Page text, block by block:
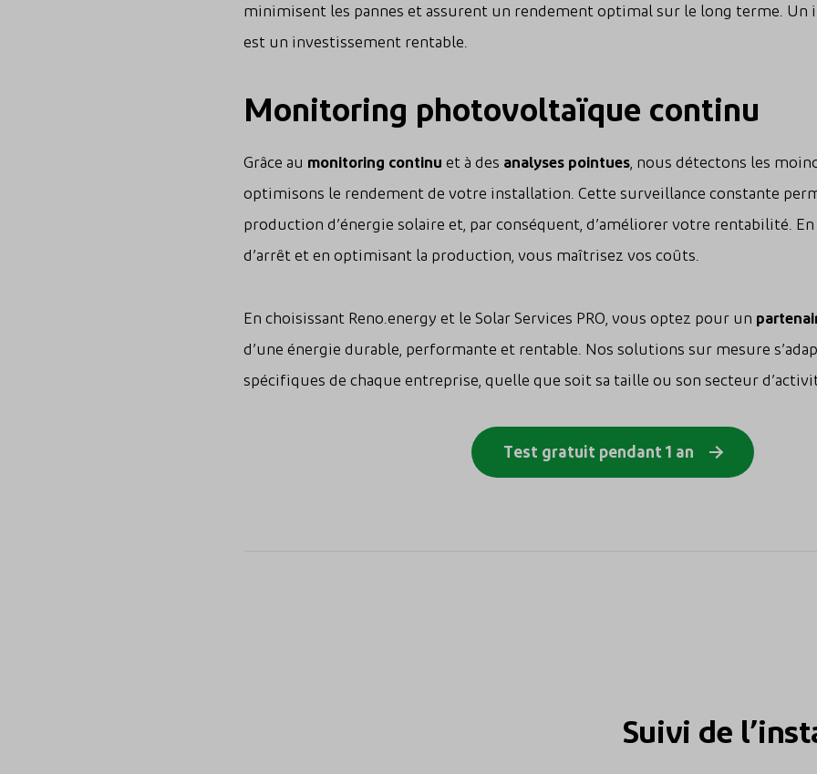
minimisent les pannes et assurent un rendement optimal sur le long terme. Un
est un investissement rentable.
Monitoring photovoltaïque continu
Grâce au monitoring continu et à des analyses pointues , nous détectons les
optimisons le rendement de votre installation. Cette surveillance constante
production d’énergie solaire et, par conséquent, d’améliorer votre rentabilité.
d’arrêt et en optimisant la production, vous maîtrisez vos coûts.
En choisissant Reno.energy et le Solar Services PRO, vous optez pour un
d’une énergie durable, performante et rentable. Nos solutions sur mesure
spécifiques de chaque entreprise, quelle que soit sa taille ou son secteur
Test gratuit pendant 1 an
Suivi de